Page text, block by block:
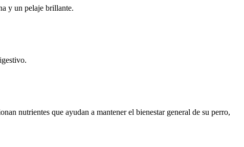
y un pelaje brillante.
nutrientes que ayudan a mantener el bienestar general de su perro,